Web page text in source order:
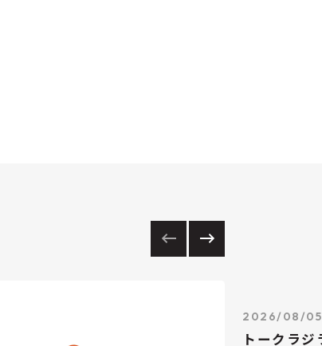
2026/08/05
トークラ